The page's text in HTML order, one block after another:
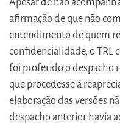
Apesar de não
afirmação de que não
entendimento de quem
confidencialidade, o TRL
foi proferido o despacho
que procedesse à
elaboração das versões
despacho anterior havia